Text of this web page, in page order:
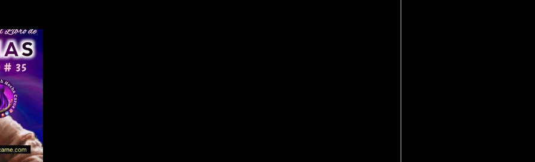
ADORACION PARA YAHWEH
LOS PROVERBIOS
ESTUDIANDO LIBRO DE TITO